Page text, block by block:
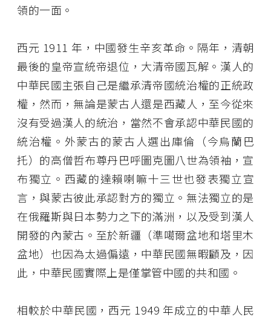
領的一面。
西元 1911 年，中國發生辛亥革命。隔年，清朝
最後的皇帝宣統帝退位，大清帝國瓦解。漢人的
中華民國主張自己是繼承清帝國統治權的正統政
權，然而，無論是蒙古人還是西藏人，至今從來
沒有受過漢人的統治，當然不會承認中華民國的
統治權。外蒙古的蒙古人選出庫倫（今烏蘭巴
托）的高僧哲布尊丹巴呼圖克圖八世為領袖，宣
布獨立。西藏的達賴喇嘛十三世也發表獨立宣
言，與蒙古彼此承認對方的獨立。無法獨立的是
在俄羅斯與日本勢力之下的滿洲，以及受到漢人
開發的內蒙古。至於新疆（準噶爾盆地和塔里木
盆地）也因為太過偏遠，中華民國無暇顧及，因
此，中華民國實際上是僅掌管中國的共和國。
相較於中華民國，西元 1949 年成立的中華人民